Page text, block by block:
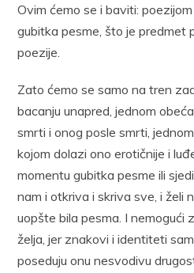
Ovim ćemo se i baviti:
gubitka pesme, što je predmet
poezije.
Zato ćemo se samo na tren
bacanju unapred, jednom
smrti i onog posle smrti,
kojom dolazi ono erotičnije i
momentu gubitka pesme ili
nam i otkriva i skriva sve, i želi
uopšte bila pesma. I nemogući
želja, jer znakovi i identiteti
poseduju onu nesvodivu